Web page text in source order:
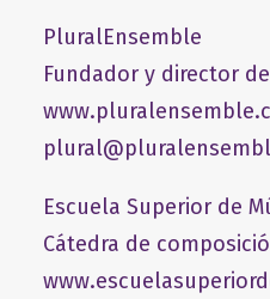
PluralEnsemble
Fundador y director
Escuela Superior de
Cátedra de